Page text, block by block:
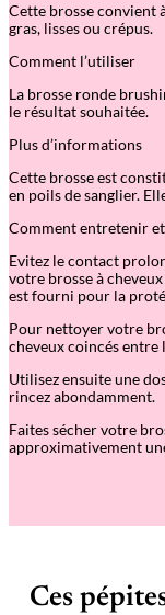
Cette brosse convient
gras, lisses ou crépus.
Comment l’utiliser
La brosse ronde
le résultat souhaitée.
Plus d’informations
Cette brosse est
en poils de sanglier.
Comment entretenir
Evitez le contact
votre brosse à
est fourni pour la
Pour nettoyer votre
cheveux coincés entre
Utilisez ensuite une
rincez abondamment.
Faites sécher votre
approximativement
Ces